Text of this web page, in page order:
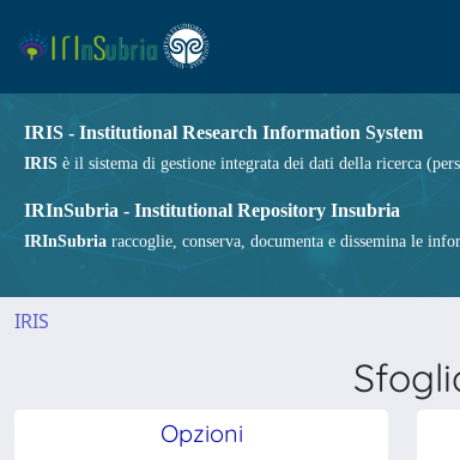
IRIS - Institutional Research Information System
IRIS è il sistema di gestione integrata dei dati della ricerca
IRInSubria - Institutional Repository Insubria
IRInSubria raccoglie, conserva, documenta e dissemina le
IRIS
Opzioni